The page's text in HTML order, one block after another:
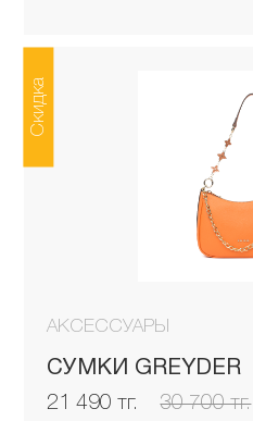
АКСЕССУАРЫ
СУМКИ GREYDER
21 490 тг. 30 700 тг.
Скидка